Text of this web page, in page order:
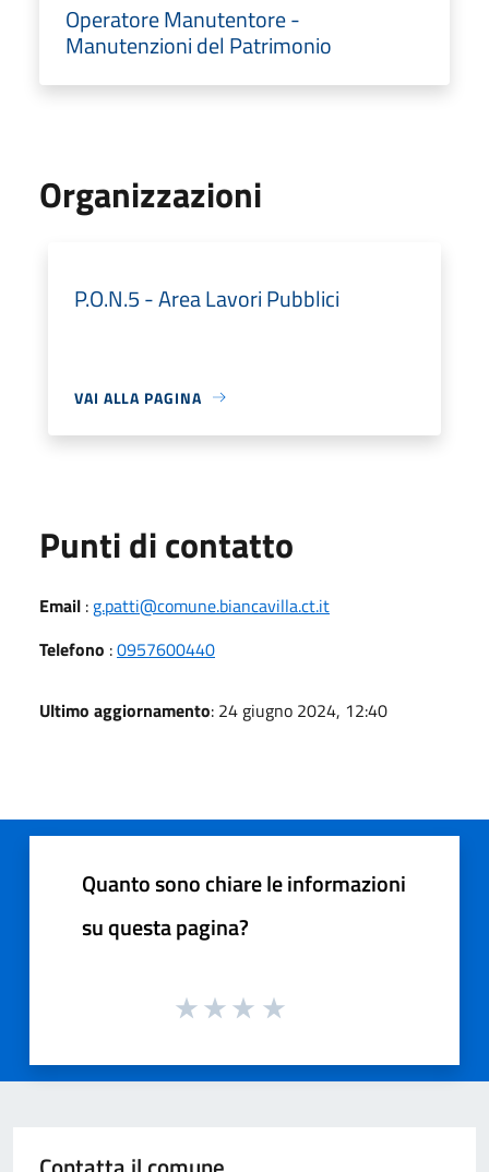
Operatore Manutentore -
Manutenzioni del Patrimonio
Organizzazioni
P.O.N.5 - Area Lavori Pubblici
VAI ALLA PAGINA
Punti di contatto
Email : g.patti@comune.biancavilla.ct.it
Telefono :0957600440
Ultimo aggiornamento: 24 giugno 2024, 12:40
Quanto sono chiare le informazioni
su questa pagina?